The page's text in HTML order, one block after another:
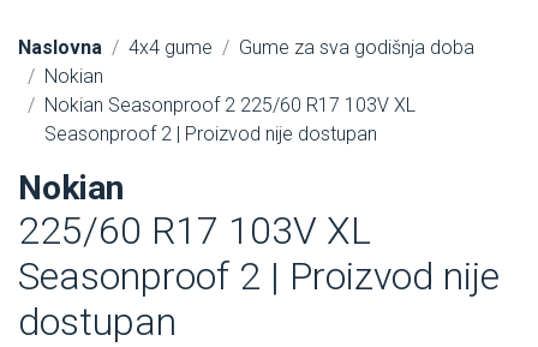
Naslovna 4x4 gume
Gume za sva godišnja doba
Nokian
Nokian Seasonproof 2 225/60 R17 103V XL
Seasonproof 2 | Proizvod nije dostupan
Nokian
225/60 R17 103V XL
Seasonproof 2 | Proizvod nije
dostupan